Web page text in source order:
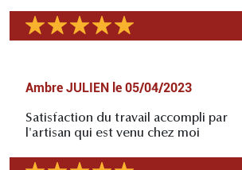
Ambre JULIEN le 05/04/2023
Satisfaction du travail accompli par
l'artisan qui est venu chez moi